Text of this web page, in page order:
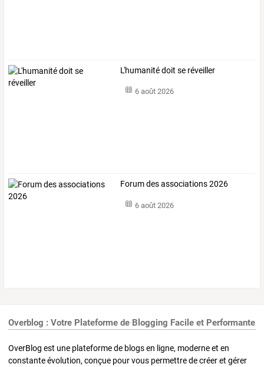
L'humanité doit se réveiller
6 août 2026
Forum des associations 2026
6 août 2026
Overblog : Votre Plateforme de Blogging Facile et Performante
OverBlog est une plateforme de blogs en ligne, moderne et en
constante évolution, conçue pour vous permettre de créer et gérer